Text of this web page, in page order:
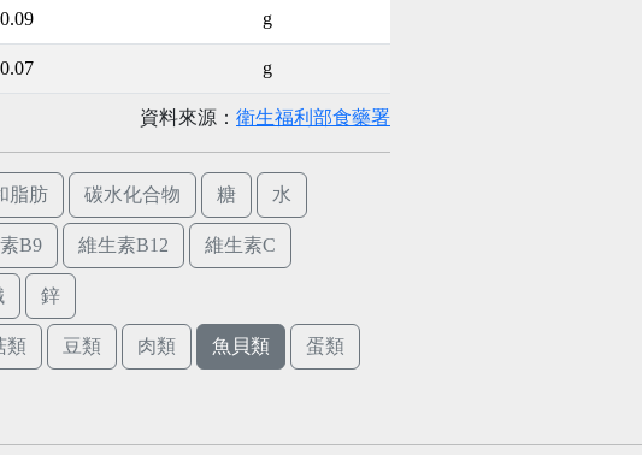
g
g
資料來源： 衛生福利部食藥署
脂肪 碳水化合物 糖 水
B9 維生素B12 維生素C
鋅
類 豆類 肉類 魚貝類 蛋類